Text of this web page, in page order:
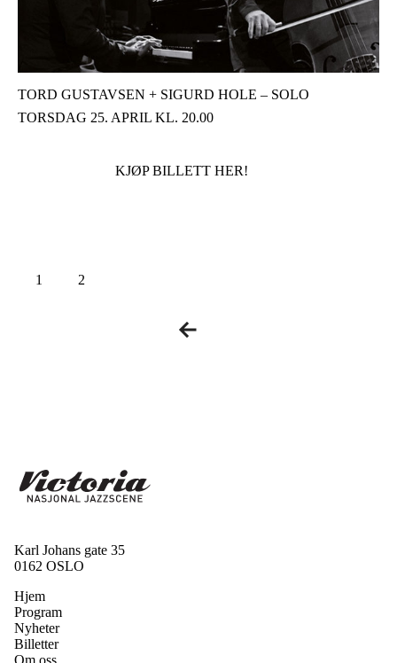
TORD GUSTAVSEN + SIGURD HOLE – SOLO
TORSDAG 25. APRIL KL. 20.00
KJØP BILLETT HER!
1 2
Karl Johans gate 35
0162 OSLO
Hjem
Program
Nyheter
Billetter